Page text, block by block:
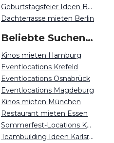
Geburtstagsfeier Ideen Berlin
Dachterrasse mieten Berlin
Beliebte Suchen auf Event Inc
Kinos mieten Hamburg
Eventlocations Krefeld
Eventlocations Osnabrück
Eventlocations Magdeburg
Kinos mieten München
Restaurant mieten Essen
Sommerfest-Locations Karlsruhe
Teambuilding Ideen Karlsruhe